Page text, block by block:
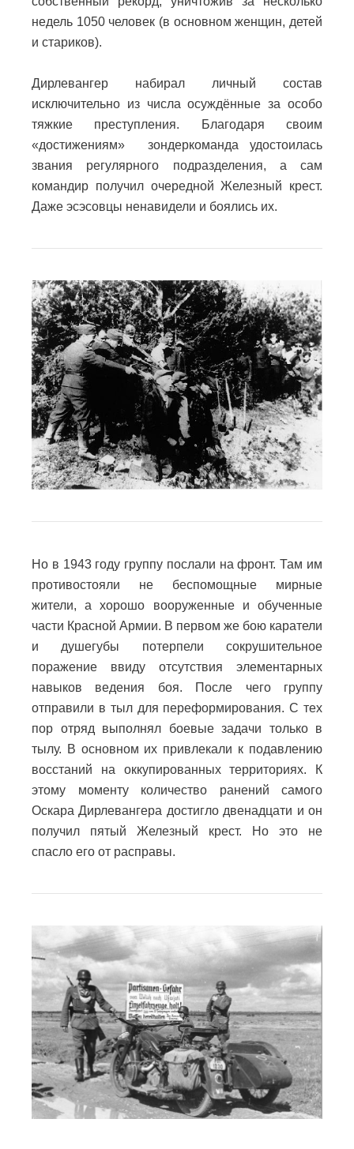
недель 1050 человек (в основном женщин, детей
и стариков).
Дирлевангер набирал личный состав
исключительно из числа осуждённые за особо
тяжкие преступления. Благодаря своим
«достижениям» зондеркоманда удостоилась
звания регулярного подразделения, а сам
командир получил очередной Железный крест.
Даже эсэсовцы ненавидели и боялись их.
Но в 1943 году группу послали на фронт. Там им
противостояли не беспомощные мирные
жители, а хорошо вооруженные и обученные
части Красной Армии. В первом же бою каратели
и душегубы потерпели сокрушительное
поражение ввиду отсутствия элементарных
навыков ведения боя. После чего группу
отправили в тыл для переформирования. С тех
пор отряд выполнял боевые задачи только в
тылу. В основном их привлекали к подавлению
восстаний на оккупированных территориях. К
этому моменту количество ранений самого
Оскара Дирлевангера достигло двенадцати и он
получил пятый Железный крест. Но это не
спасло его от расправы.